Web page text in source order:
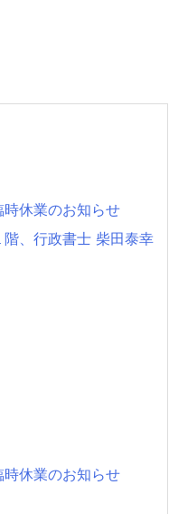
時休業のお知らせ
、行政書士 柴田泰幸
時休業のお知らせ